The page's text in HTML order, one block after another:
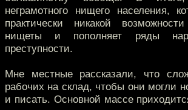
неграмотного нищего населения,
практически никакой
нищеты и пополняет ряды
преступности.
Мне местные рассказали, что
рабочих на склад, чтобы они могли
и писать. Основной массе